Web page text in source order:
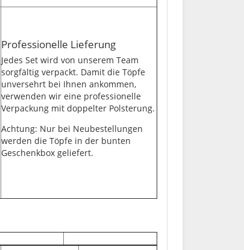
Professionelle Lieferung
Jedes Set wird von unserem Team
sorgfältig verpackt. Damit die Töpfe
unversehrt bei Ihnen ankommen,
verwenden wir eine professionelle
Verpackung mit doppelter Polsterung.
Achtung: Nur bei Neubestellungen
werden die Töpfe in der bunten
Geschenkbox geliefert.